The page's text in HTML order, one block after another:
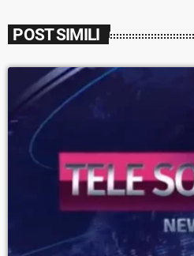
POST SIMILI